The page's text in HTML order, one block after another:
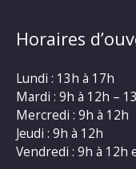
Horaires
Lundi : 13h à 17h
Mardi : 9h à 12h –
Mercredi : 9h à 12h
Jeudi : 9h à 12h
Vendredi : 9h à 12h